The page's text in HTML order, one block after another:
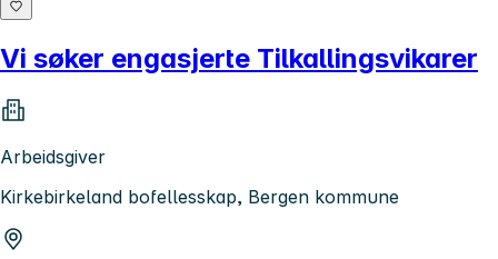
Vi søker engasjerte Tilkallingsvikarer
Arbeidsgiver
Kirkebirkeland bofellesskap, Bergen kommune